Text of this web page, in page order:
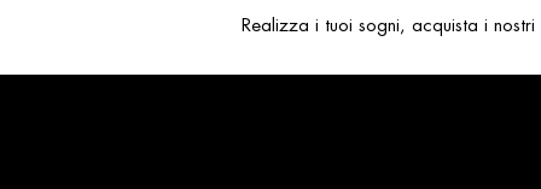
Realizza i tuoi sogni, acquista i